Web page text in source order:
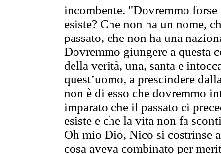
incombente. "Dovremmo forse
esiste? Che non ha un nome,
passato, che non ha una
Dovremmo giungere a questa
della verità, una, santa e
quest’uomo, a prescindere
non è di esso che dovremmo
imparato che il passato ci
esiste e che la vita non fa
Oh mio Dio, Nico si costrinse
cosa aveva combinato per